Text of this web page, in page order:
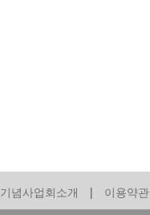
기념사업회소개 | 이용약관